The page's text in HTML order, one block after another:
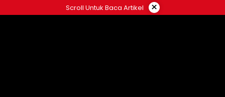
ke
Scroll Untuk Baca Artikel ×